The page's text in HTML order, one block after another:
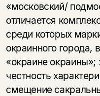
«московский/
отличается
среди которых
окраинного города,
«окраине окраины»;
честность
смещение